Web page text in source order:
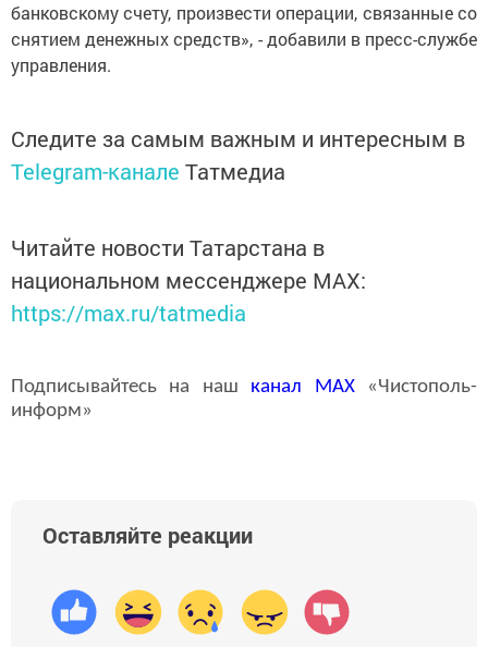
банковскому счету, произвести операции, связанные со
снятием денежных средств», - добавили в пресс-службе
управления.
Следите за самым важным и интересным в
Telegram-канале Татмедиа
Читайте новости Татарстана в
национальном мессенджере MАХ:
https://max.ru/tatmedia
Подписывайтесь на наш канал MAX«Чистополь-
информ»
Оставляйте реакции